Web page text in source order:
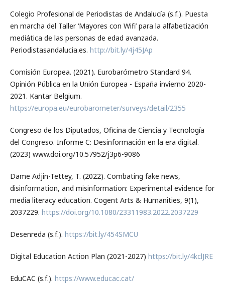
Colegio Profesional de Periodistas de Andalucía (s.f.). Puesta
en marcha del Taller ‘Mayores con Wifi’ para la alfabetización
mediática de las personas de edad avanzada.
Periodistasandalucia.es. http://bit.ly/4j45JAp
Comisión Europea. (2021). Eurobarómetro Standard 94.
Opinión Pública en la Unión Europea - España invierno 2020-
2021. Kantar Belgium.
https://europa.eu/eurobarometer/surveys/detail/2355
Congreso de los Diputados, Oficina de Ciencia y Tecnología
del Congreso. Informe C: Desinformación en la era digital.
(2023) www.doi.org/10.57952/j3p6-9086
Dame Adjin-Tettey, T. (2022). Combating fake news,
disinformation, and misinformation: Experimental evidence for
media literacy education. Cogent Arts & Humanities, 9(1),
2037229. https://doi.org/10.1080/23311983.2022.2037229
Desenreda (s.f.). https://bit.ly/454SMCU
Digital Education Action Plan (2021-2027) https://bit.ly/4kclJRE
EduCAC (s.f.). https://www.educac.cat/